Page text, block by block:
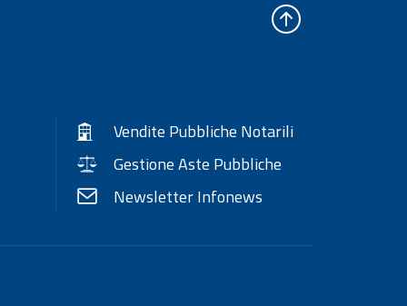
Vendite Pubbliche Notarili
Gestione Aste Pubbliche
Newsletter Infonews